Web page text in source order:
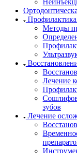
Профилактика
Методы
Лечение
зубов
Лечение